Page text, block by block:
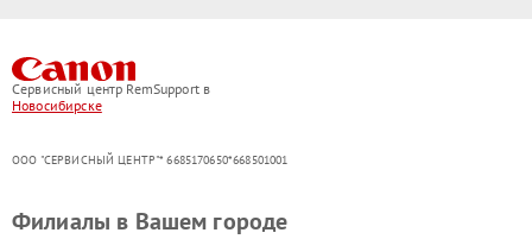
Сервисный центр RemSupport в
Новосибирске
ООО "СЕРВИСНЫЙ ЦЕНТР"* 6685170650*668501001
Филиалы в Вашем городе